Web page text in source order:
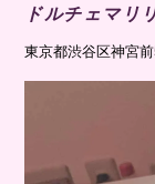
ドルチェマリ
東京都渋谷区神宮